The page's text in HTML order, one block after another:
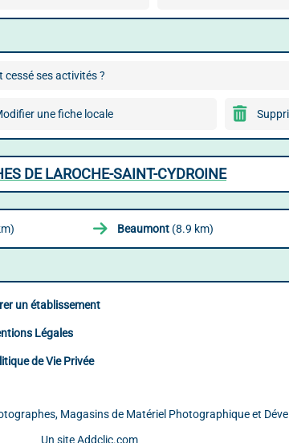
ses activités ?
une fiche locale
DE LAROCHE-SAINT-CYDROINE
Beaumont (8.9 km)
un établissement
Légales
de Vie Privée
Magasins de Matériel Photographique et
Un site Addclic.com